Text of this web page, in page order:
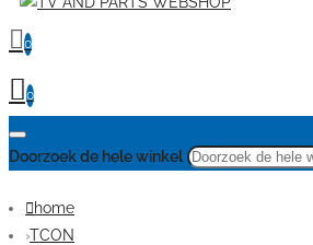
0
0
Doorzoek de hele winkel
home
TCON